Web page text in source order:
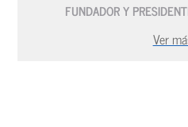
FUNDADOR Y
Ver